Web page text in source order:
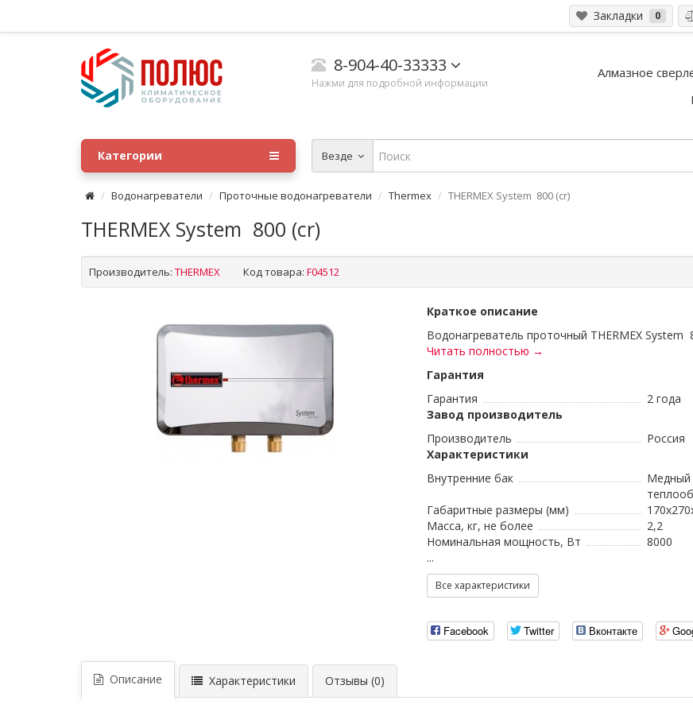
Закладки 0
8-904-40-33333
Нажми для подробной информации
Алмазное
Везде
Категории
Водонагреватели Проточные водонагреватели Thermex THERMEX System 800 (cr)
THERMEX System 800 (cr)
Производитель: THERMEX Код товара: F04512
Краткое описание
Водонагреватель проточный THERMEX System
Читать полностью →
Гарантия
Гарантия
2 года
Завод производитель
Производитель
Россия
Характеристики
Внутренние бак
Медный
Габаритные размеры (мм)
Масса, кг, не более
2,2
Номинальная мощность, Вт
8000
...
Все характеристики
Facebook Twitter Вконтакте
Описание Характеристики Отзывы (0)